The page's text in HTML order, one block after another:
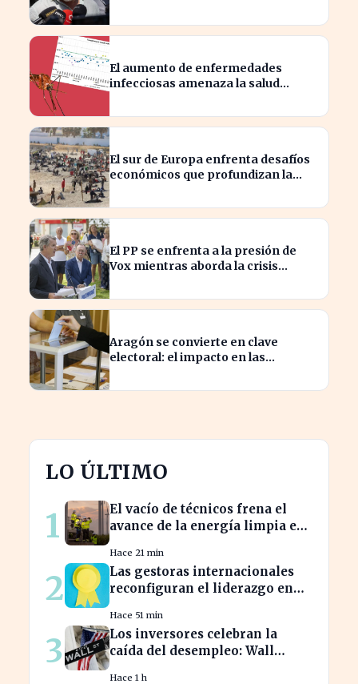
El aumento de enfermedades
infecciosas amenaza la salud
El sur de Europa enfrenta desafíos
económicos que profundizan la
El PP se enfrenta a la presión de
Vox mientras aborda la crisis
Aragón se convierte en clave
electoral: el impacto en las
LO ÚLTIMO
1
El vacío de técnicos frena el
avance de la energía limpia en
Hace 21 min
2
Las gestoras internacionales
reconfiguran el liderazgo en
nombrados?
Hace 51 min
3
Los inversores celebran la
caída del desempleo: Wall
Hace 1 h